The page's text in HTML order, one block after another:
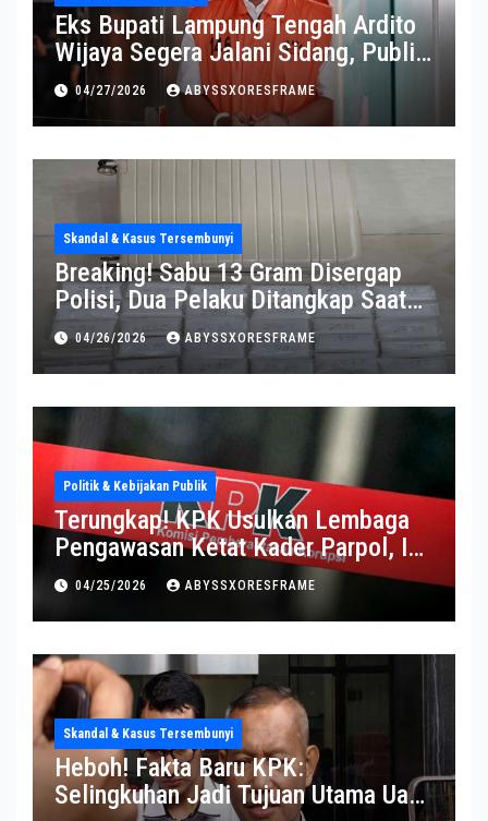
Eks Bupati Lampung Tengah Ardito
Wijaya Segera Jalani Sidang, Publik
Soroti Perkembangannya
04/27/2026 ABYSSXORESFRAME
Skandal & Kasus Tersembunyi
Breaking! Sabu 13 Gram Disergap
Polisi, Dua Pelaku Ditangkap Saat
Operasi Berlangsung Di Tempat
04/26/2026 ABYSSXORESFRAME
Politik & Kebijakan Publik
Terungkap! KPK Usulkan Lembaga
Pengawasan Ketat Kader Parpol, Ini
Alasannya
04/25/2026 ABYSSXORESFRAME
Skandal & Kasus Tersembunyi
Heboh! Fakta Baru KPK:
Selingkuhan Jadi Tujuan Utama Uang